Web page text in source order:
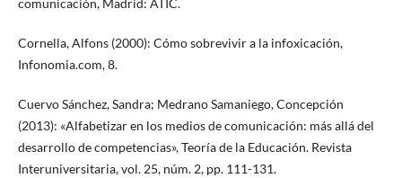
comunicación, Madrid: ATIC.
Cornella, Alfons (2000): Cómo sobrevivir a la infoxicación,
Infonomia.com, 8.
Cuervo Sánchez, Sandra; Medrano Samaniego, Concepción
(2013): «Alfabetizar en los medios de comunicación: más allá del
desarrollo de competencias», Teoría de la Educación. Revista
Interuniversitaria, vol. 25, núm. 2, pp. 111-131.